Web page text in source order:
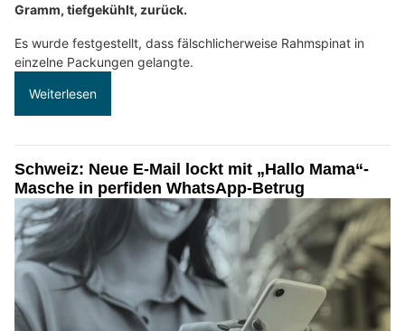
Gramm, tiefgekühlt, zurück.
Es wurde festgestellt, dass fälschlicherweise Rahmspinat in
einzelne Packungen gelangte.
Weiterlesen
Schweiz: Neue E-Mail lockt mit „Hallo Mama“-
Masche in perfiden WhatsApp-Betrug